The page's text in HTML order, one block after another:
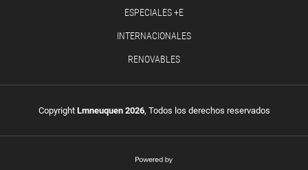
ESPECIALES +E
INTERNACIONALES
RENOVABLES
Copyright Lmneuquen 2026, Todos los derechos reservados